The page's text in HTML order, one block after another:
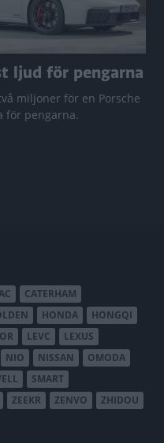
ljud för pengarna
miljoner för en Porsche
för pengarna.
CATERHAM
HONDA
HONGQI
LEVC
LEXUS
NIO NISSAN
OMODA
SMART
ZEEKR ZENVO ZHIDOU